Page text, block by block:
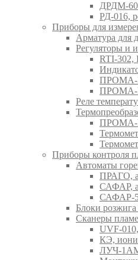
ДРДМ-
РД-016,
Приборы для
Арматура для
Регуляторы и
RTI-302,
ПРОМА-
ПРОМА-
Реле
ПРОМА-
Приборы контроля
Автоматы
ПРАГО,
САФАР,
САФАР-
Блоки
Сканеры
UVF-
КЭ,
ЛУЧ-